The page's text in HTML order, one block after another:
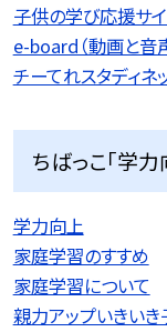
子供の学び応援サ
e-board（動画と音
チーてれスタディネ
ちばっこ「学
学力向上
家庭学習のすすめ
家庭学習について
親力アップいきい